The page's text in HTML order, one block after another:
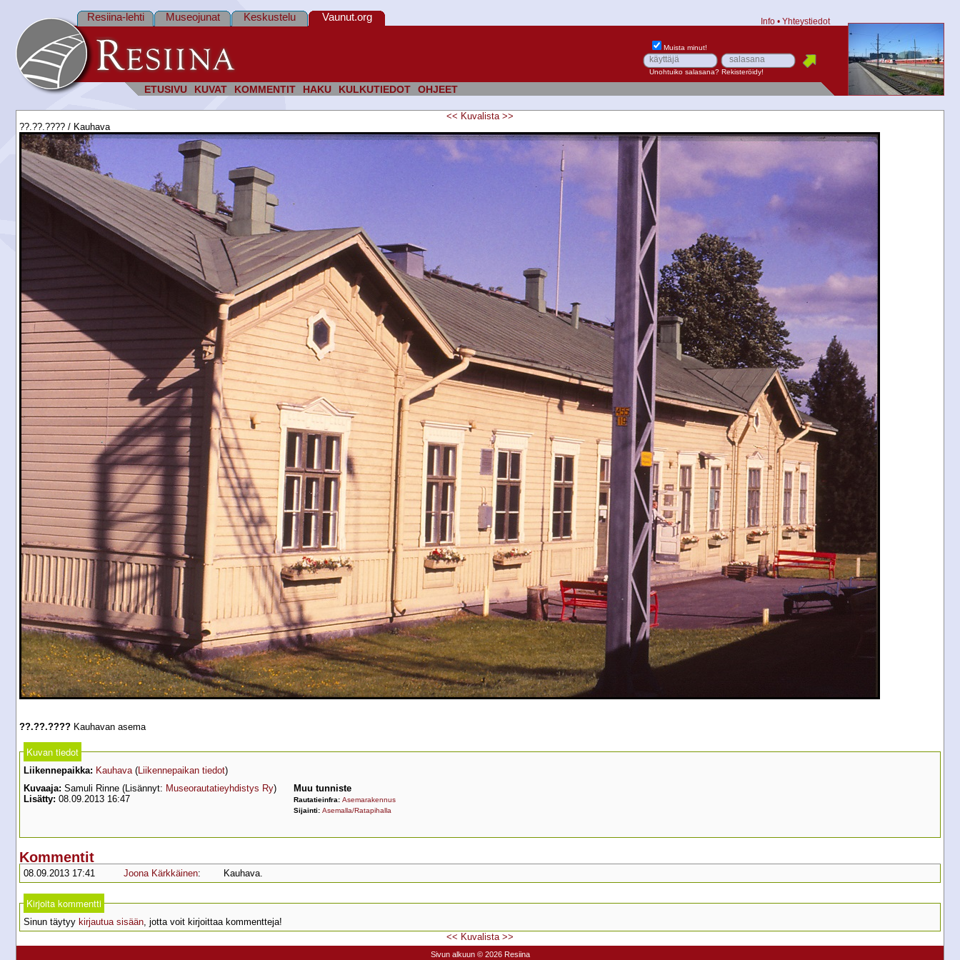
ETUSIVU KUVAT KOMMENTIT HAKU KULKUTIEDOT OHJEET
Resiina-lehti Museojunat Keskustelu Vaunut.org Info • Yhteystiedot
Muista minut!
Unohtuiko salasana? Rekisteröidy!
<< Kuvalista >>
??.??.???? / Kauhava
??.??.???? Kauhavan asema
Kuvan tiedot
Liikennepaikka: Kauhava(Liikennepaikan tiedot)
Kuvaaja: Samuli Rinne (Lisännyt: Museorautatieyhdistys Ry)
Lisätty: 08.09.2013 16:47
Muu tunniste
Rautatieinfra: Asemarakennus
Sijainti: Asemalla/Ratapihalla
Kommentit
08.09.2013 17:41 Joona Kärkkäinen: Kauhava.
Kirjoita kommentti
Sinun täytyy kirjautua sisään, jotta voit kirjoittaa kommentteja!
<< Kuvalista >>
Sivun alkuun © 2026 Resiina